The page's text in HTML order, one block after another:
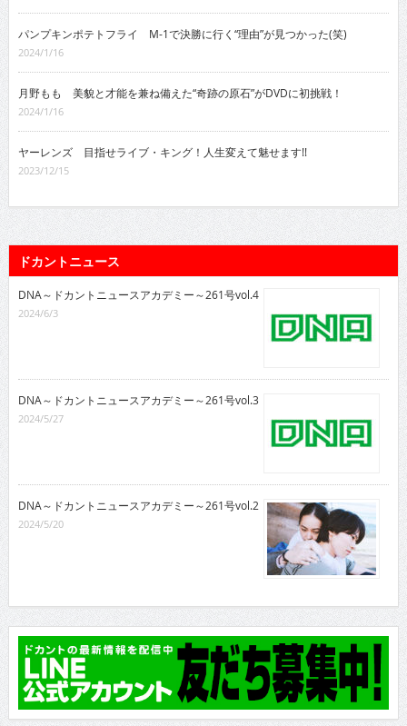
パンプキンポテトフライ M-1で決勝に行く“理由”が見つかった(笑)
2024/1/16
月野もも 美貌と才能を兼ね備えた“奇跡の原石”がDVDに初挑戦！
2024/1/16
ヤーレンズ 目指せライブ・キング！人生変えて魅せます!!
2023/12/15
ドカントニュース
DNA～ドカントニュースアカデミー～261号vol.4
2024/6/3
DNA～ドカントニュースアカデミー～261号vol.3
2024/5/27
DNA～ドカントニュースアカデミー～261号vol.2
2024/5/20